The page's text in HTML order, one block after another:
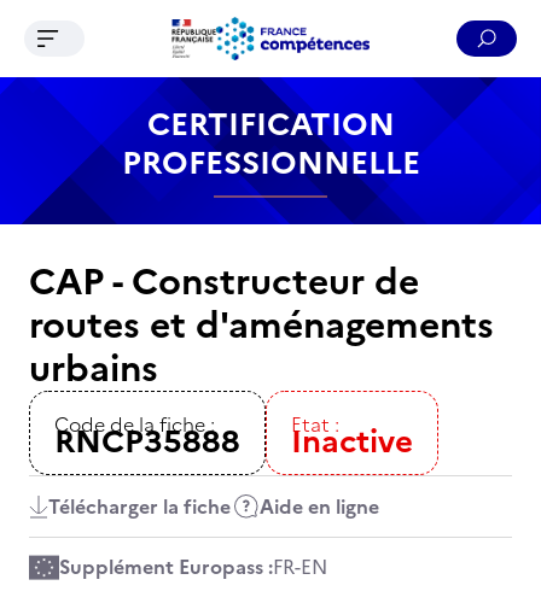
Contenu Recherche Menu Pied de page
Ouvrir le menu de navigation
CERTIFICATION
PROFESSIONNELLE
CAP - Constructeur de
routes et d'aménagements
urbains
Code de la fiche :
RNCP35888 Etat :
Inactive
Télécharger la fiche Aide en ligne
Supplément Europass :FR-EN